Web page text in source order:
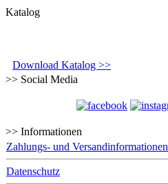
Katalog
Download Katalog >>
>> Social Media
>> Informationen
Zahlungs- und Versandinformationen
Datenschutz